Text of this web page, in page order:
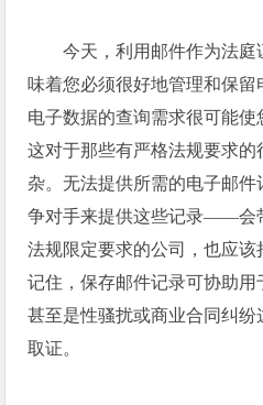
今天，利用邮件作为法
味着您必须很好地管理和保
电子数据的查询需求很可能
这对于那些有严格法规要求的
杂。无法提供所需的电子邮
争对手来提供这些记录——会
法规限定要求的公司，也应该
记住，保存邮件记录可协助用
甚至是性骚扰或商业合同纠
取证。